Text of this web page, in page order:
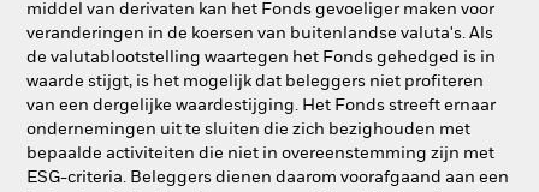
middel van derivaten kan het Fonds gevoeliger maken voor
veranderingen in de koersen van buitenlandse valuta's. Als
de valutablootstelling waartegen het Fonds gehedged is in
waarde stijgt, is het mogelijk dat beleggers niet profiteren
van een dergelijke waardestijging. Het Fonds streeft ernaar
ondernemingen uit te sluiten die zich bezighouden met
bepaalde activiteiten die niet in overeenstemming zijn met
ESG-criteria. Beleggers dienen daarom voorafgaand aan een